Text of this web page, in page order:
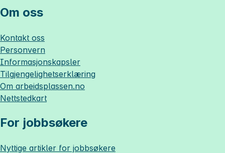
Om oss
Kontakt oss
Personvern
Informasjonskapsler
Tilgjengelighetserklæring
Om arbeidsplassen.no
Nettstedkart
For jobbsøkere
Nyttige artikler for jobbsøkere